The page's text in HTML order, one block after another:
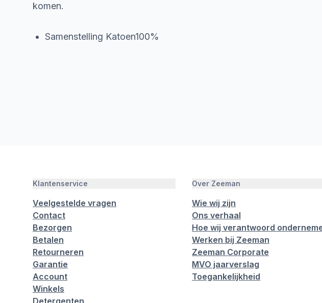
komen.
Samenstelling Katoen100%
Klantenservice
Veelgestelde vragen
Contact
Bezorgen
Betalen
Retourneren
Garantie
Account
Winkels
Detergenten
Over Zeeman
Wie wij zijn
Ons verhaal
Hoe wij verantwoord
Werken bij Zeeman
Zeeman Corporate
MVO jaarverslag
Toegankelijkheid